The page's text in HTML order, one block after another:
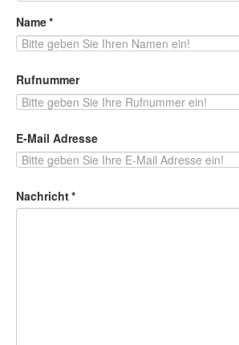
Name*
Rufnummer
E-Mail Adresse
Nachricht*